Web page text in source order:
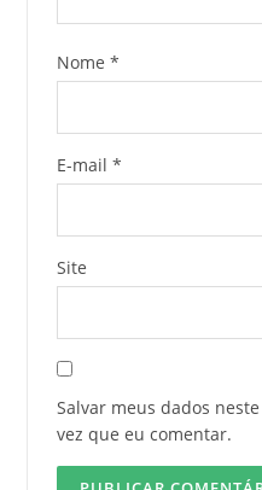
Nome *
E-mail *
Site
Salvar meus dados
vez que eu comentar.